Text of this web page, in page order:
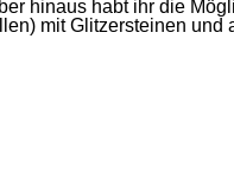
hinaus habt ihr die
mit Glitzersteinen